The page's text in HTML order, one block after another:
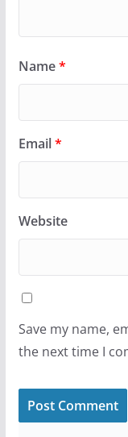
Name*
Email*
Website
Save my name,
the next time I